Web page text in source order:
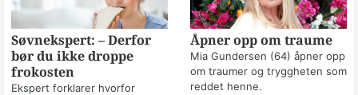
Søvnekspert: – Derfor
bør du ikke droppe
frokosten
Ekspert forklarer hvorfor
Åpner opp om traume
Mia Gundersen (64) åpner opp
om traumer og tryggheten som
reddet henne.